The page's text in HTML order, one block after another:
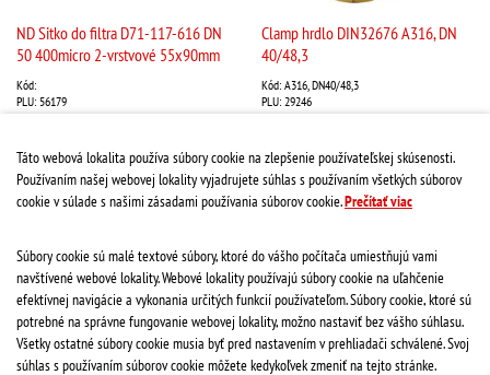
ND Sitko do filtra D71-117-616 DN
50 400micro 2-vrstvové 55x90mm
Kód:
PLU: 56179
MJ: ks
15,99 €
Clamp hrdlo DIN32676 A316, DN
40/48,3
Kód: A316, DN40/48,3
PLU: 29246
MJ: ks
16,61 €
« 1 2 3 4 … 9 … 18 … 26
…
34
»
Táto webová lokalita používa súbory cookie na zlepšenie používateľskej skúsenosti.
Používaním našej webovej lokality vyjadrujete súhlas s používaním všetkých súborov
cookie v súlade s našimi zásadami používania súborov cookie.Prečítať viac
Súbory cookie sú malé textové súbory, ktoré do vášho počítača umiestňujú vami
navštívené webové lokality. Webové lokality používajú súbory cookie na uľahčenie
efektívnej navigácie a vykonania určitých funkcií používateľom. Súbory cookie, ktoré sú
potrebné na správne fungovanie webovej lokality, možno nastaviť bez vášho súhlasu.
Všetky ostatné súbory cookie musia byť pred nastavením v prehliadači schválené. Svoj
súhlas s používaním súborov cookie môžete kedykoľvek zmeniť na tejto stránke.